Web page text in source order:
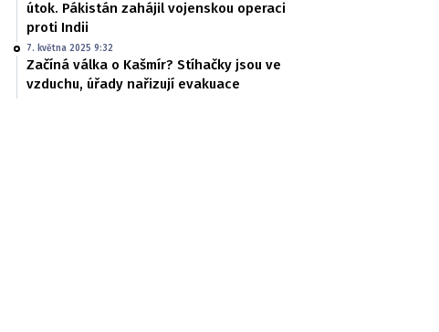
útok. Pákistán zahájil vojenskou operaci
proti Indii
7. května 2025 9:32
Začíná válka o Kašmír? Stíhačky jsou ve
vzduchu, úřady nařizují evakuace